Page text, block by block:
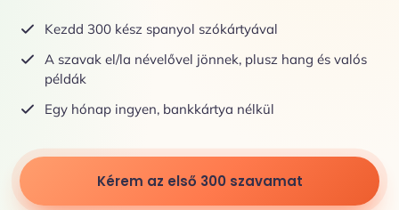
Kezdd 300 kész spanyol szókártyával
A szavak el/la névelővel jönnek, plusz hang és valós
példák
Egy hónap ingyen, bankkártya nélkül
Kérem az első 300 szavamat